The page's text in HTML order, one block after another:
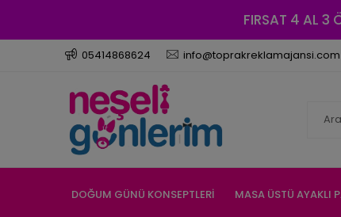
FIRSAT 4 AL
05414868624 info@toprakreklamajansi.com
DOĞUM GÜNÜ KONSEPTLERİ MASA ÜSTÜ AYAKLI